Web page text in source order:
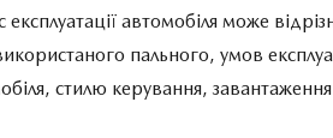
автомобіля може
пального, умов
стилю керування,